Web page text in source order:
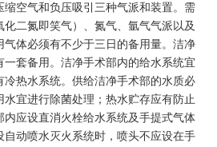
空气和负压吸引三种气派和装置。需
二氮即笑气）、氮气、氩气气派以及
气体必须有不少于三日的备用量。洁净
套备用。洁净手术部内的给水系统宜
热水系统。供给洁净手术部的水质必
宜进行除菌处理；热水贮存应有防止
应设直消火栓给水系统及手提式气体
自动喷水灭火系统时，喷头不应设在手